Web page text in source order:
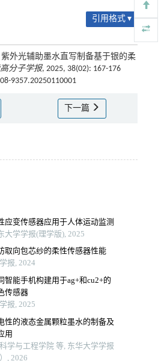
引用格式 ▾
外光辅助墨水直写制备基于银的柔
分子学报, 2025, 38(02): 167-176
9357.20250110001
下一篇